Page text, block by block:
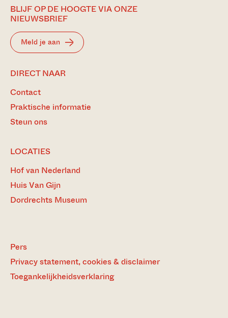
BLIJF OP DE HOOGTE VIA ONZE
NIEUWSBRIEF
Meld je aan
DIRECT NAAR
Contact
Praktische informatie
Steun ons
LOCATIES
Hof van Nederland
Huis Van Gijn
Dordrechts Museum
Pers
Privacy statement, cookies & disclaimer
Toegankelijkheidsverklaring